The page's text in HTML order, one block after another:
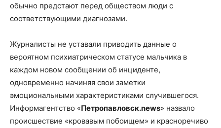
обычно предстают перед обществом люди с
соответствующими диагнозами.
Журналисты не уставали приводить данные о
вероятном психиатрическом статусе мальчика в
каждом новом сообщении об инциденте,
одновременно начиняя свои заметки
эмоциональными характеристиками случившегося.
Информагентство «Петропавловск.news» назвало
происшествие «кровавым побоищем» и красноречиво